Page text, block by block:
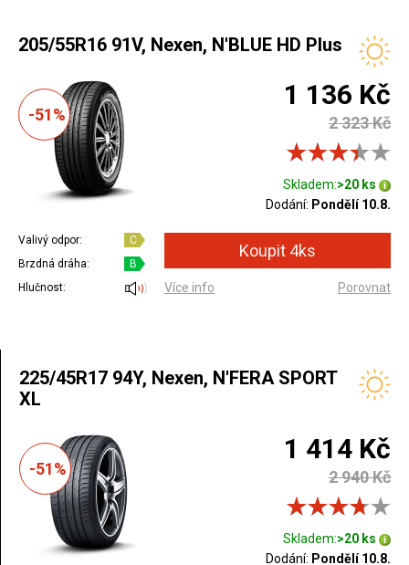
205/55R16 91V, Nexen, N'BLUE HD Plus
-51%
1 136 Kč
2 323 Kč
Skladem:>20 ks
Dodání: Pondělí 10.8.
Valivý odpor:
C
Brzdná dráha:
B
Hlučnost:
Více info Porovnat
225/45R17 94Y, Nexen, N'FERA SPORT
XL
-51%
1 414 Kč
2 940 Kč
Skladem:>20 ks
Dodání: Pondělí 10.8.